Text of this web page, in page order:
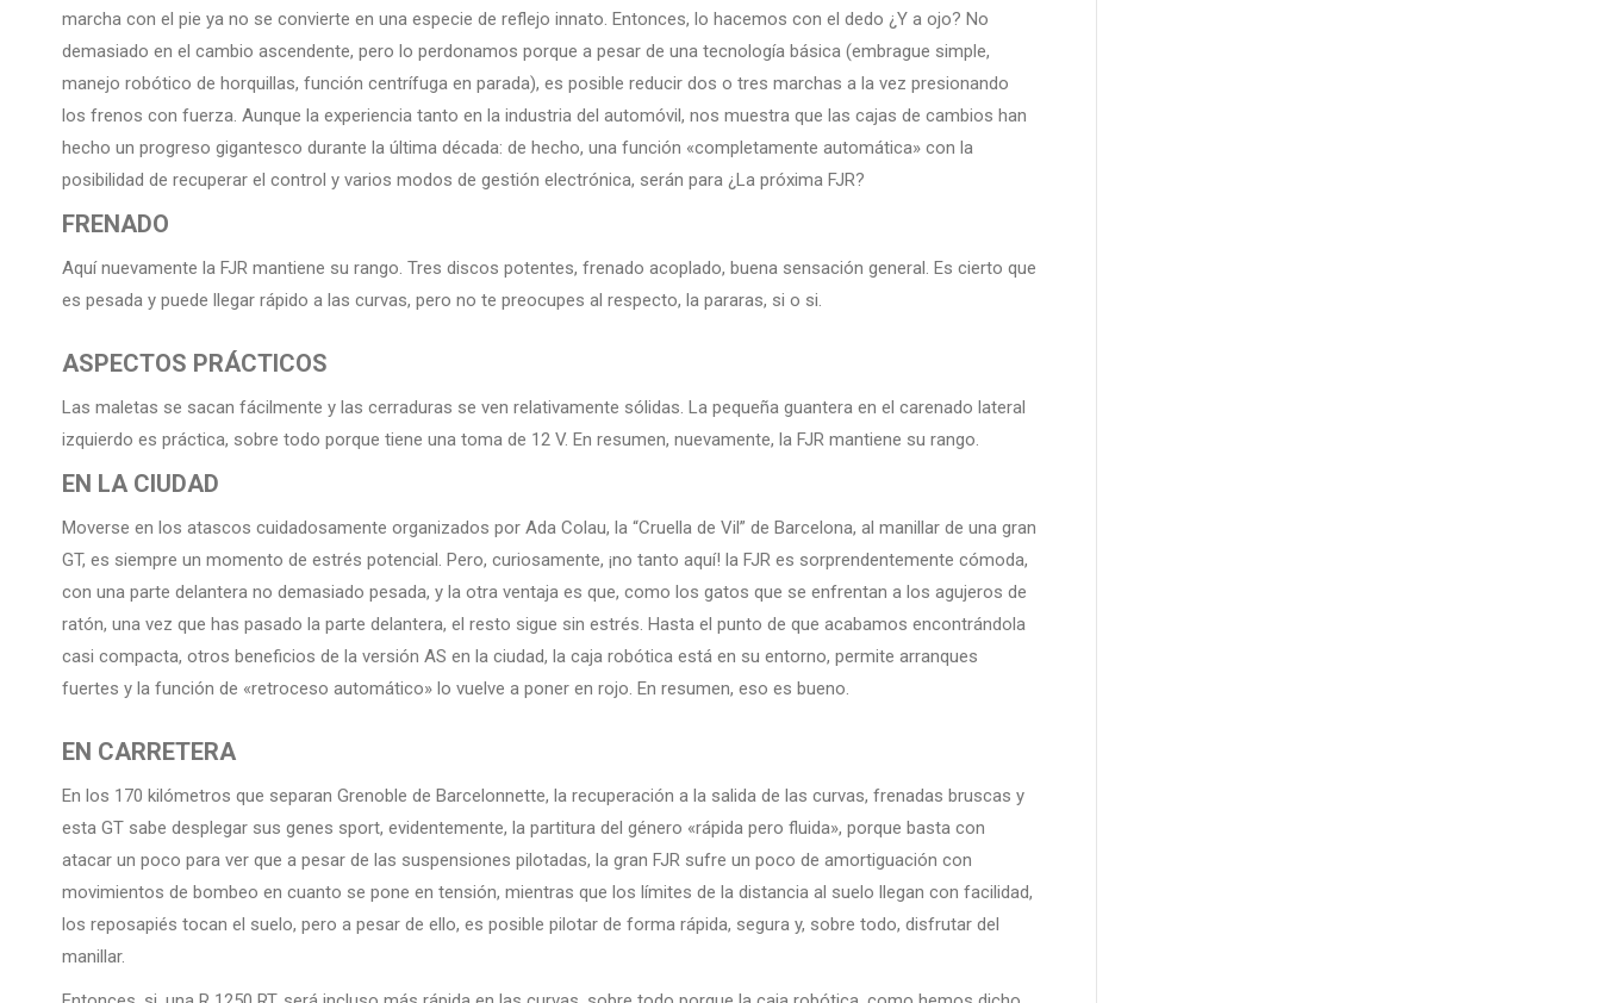
marcha con el pie ya no se convierte en una especie de reflejo innato. Entonces, lo hacemos con el dedo ¿Y a ojo? No
demasiado en el cambio ascendente, pero lo perdonamos porque a pesar de una tecnología básica (embrague simple,
manejo robótico de horquillas, función centrífuga en parada), es posible reducir dos o tres marchas a la vez presionando
los frenos con fuerza. Aunque la experiencia tanto en la industria del automóvil, nos muestra que las cajas de cambios han
hecho un progreso gigantesco durante la última década: de hecho, una función «completamente automática» con la
posibilidad de recuperar el control y varios modos de gestión electrónica, serán para ¿La próxima FJR?
FRENADO
Aquí nuevamente la FJR mantiene su rango. Tres discos potentes, frenado acoplado, buena sensación general. Es cierto que
es pesada y puede llegar rápido a las curvas, pero no te preocupes al respecto, la pararas, si o si.
ASPECTOS PRÁCTICOS
Las maletas se sacan fácilmente y las cerraduras se ven relativamente sólidas. La pequeña guantera en el carenado lateral
izquierdo es práctica, sobre todo porque tiene una toma de 12 V. En resumen, nuevamente, la FJR mantiene su rango.
EN LA CIUDAD
Moverse en los atascos cuidadosamente organizados por Ada Colau, la “Cruella de Vil” de Barcelona, al manillar de una gran
GT, es siempre un momento de estrés potencial. Pero, curiosamente, ¡no tanto aquí! la FJR es sorprendentemente cómoda,
con una parte delantera no demasiado pesada, y la otra ventaja es que, como los gatos que se enfrentan a los agujeros de
ratón, una vez que has pasado la parte delantera, el resto sigue sin estrés. Hasta el punto de que acabamos encontrándola
casi compacta, otros beneficios de la versión AS en la ciudad, la caja robótica está en su entorno, permite arranques
fuertes y la función de «retroceso automático» lo vuelve a poner en rojo. En resumen, eso es bueno.
EN CARRETERA
En los 170 kilómetros que separan Grenoble de Barcelonnette, la recuperación a la salida de las curvas, frenadas bruscas y
esta GT sabe desplegar sus genes sport, evidentemente, la partitura del género «rápida pero fluida», porque basta con
atacar un poco para ver que a pesar de las suspensiones pilotadas, la gran FJR sufre un poco de amortiguación con
movimientos de bombeo en cuanto se pone en tensión, mientras que los límites de la distancia al suelo llegan con facilidad,
los reposapiés tocan el suelo, pero a pesar de ello, es posible pilotar de forma rápida, segura y, sobre todo, disfrutar del
manillar.